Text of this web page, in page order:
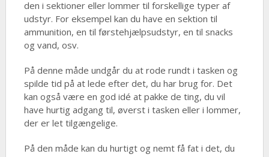
den i sektioner eller lommer til forskellige typer af
udstyr. For eksempel kan du have en sektion til
ammunition, en til førstehjælpsudstyr, en til snacks
og vand, osv.
På denne måde undgår du at rode rundt i tasken og
spilde tid på at lede efter det, du har brug for. Det
kan også være en god idé at pakke de ting, du vil
have hurtig adgang til, øverst i tasken eller i lommer,
der er let tilgængelige.
På den måde kan du hurtigt og nemt få fat i det, du